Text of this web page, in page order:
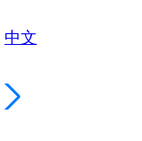
中文